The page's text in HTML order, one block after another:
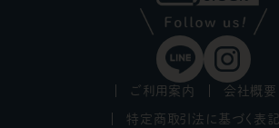
ご利用案内 会社概要
特定商取引法に基づく表記